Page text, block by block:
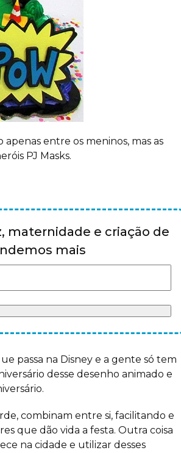
entre os meninos, mas as
PJ Masks.
maternidade e criação de
mais
passa na Disney e a gente só tem
desse desenho animado e
combinam entre si, facilitando e
que dão vida a festa. Outra coisa
na cidade e utilizar desses